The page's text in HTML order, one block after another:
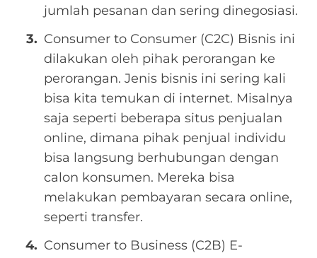
jumlah pesanan dan sering dinegosiasi.
Consumer to Consumer (C2C) Bisnis ini
dilakukan oleh pihak perorangan ke
perorangan. Jenis bisnis ini sering kali
bisa kita temukan di internet. Misalnya
saja seperti beberapa situs penjualan
online, dimana pihak penjual individu
bisa langsung berhubungan dengan
calon konsumen. Mereka bisa
melakukan pembayaran secara online,
seperti transfer.
Consumer to Business (C2B) E-